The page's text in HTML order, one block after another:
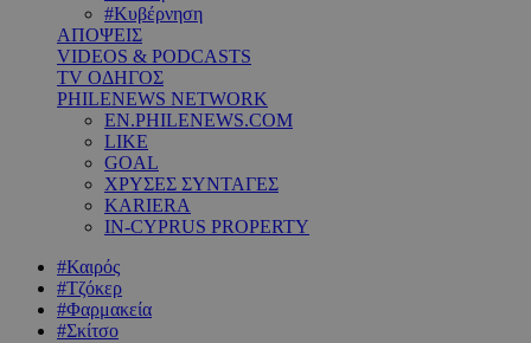
#Κυβέρνηση
ΑΠΟΨΕΙΣ
VIDEOS & PODCASTS
TV ΟΔΗΓΟΣ
PHILENEWS NETWORK
EN.PHILENEWS.COM
LIKE
GOAL
ΧΡΥΣΕΣ ΣΥΝΤΑΓΕΣ
KARIERA
IN-CYPRUS PROPERTY
#Καιρός
#Τζόκερ
#Φαρμακεία
#Σκίτσο